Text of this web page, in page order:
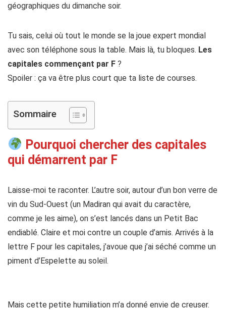
géographiques du dimanche soir.
Tu sais, celui où tout le monde se la joue expert mondial
avec son téléphone sous la table. Mais là, tu bloques. Les
capitales commençant par F ?
Spoiler : ça va être plus court que ta liste de courses.
Sommaire
Pourquoi chercher des capitales
qui démarrent par F
Laisse-moi te raconter. L’autre soir, autour d’un bon verre de
vin du Sud-Ouest (un Madiran qui avait du caractère,
comme je les aime), on s’est lancés dans un Petit Bac
endiablé. Claire et moi contre un couple d’amis. Arrivés à la
lettre F pour les capitales, j’avoue que j’ai séché comme un
piment d’Espelette au soleil.
Mais cette petite humiliation m’a donné envie de creuser.